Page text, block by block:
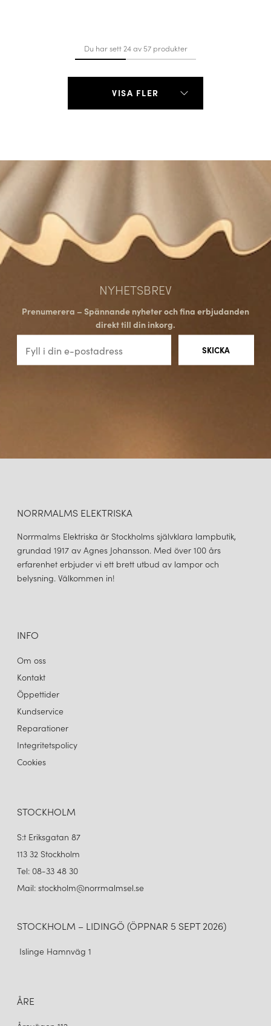
Du har sett 24 av 57 produkter
VISA FLER
NYHETSBREV
Prenumerera – Spännande nyheter och fina erbjudanden
direkt till din inkorg.
NORRMALMS ELEKTRISKA
Norrmalms Elektriska är Stockholms självklara lampbutik,
grundad 1917 av Agnes Johansson. Med över 100 års
erfarenhet erbjuder vi ett brett utbud av lampor och
belysning. Välkommen in!
INFO
Om oss
Kontakt
Öppettider
Kundservice
Reparationer
Integritetspolicy
Cookies
STOCKHOLM
S:t Eriksgatan 87
113 32 Stockholm
Tel: 08-33 48 30
Mail: stockholm@norrmalmsel.se
STOCKHOLM – LIDINGÖ (ÖPPNAR 5 SEPT 2026)
Islinge Hamnväg 1
ÅRE